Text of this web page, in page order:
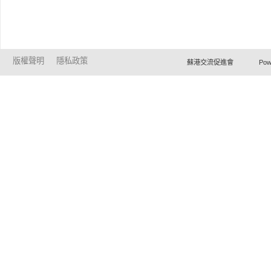
版權聲明 隱私政策 蘇港交流促進會